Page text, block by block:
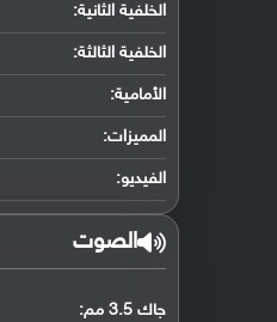
الخلفية الثانية:
الخلفية الثالثة:
الأمامية:
المميزات:
الفيديو:
الصوت
جاك 3.5 مم: